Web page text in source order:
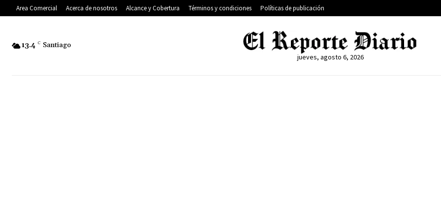
Area Comercial Acerca de nosotros Alcance y Cobertura Términos y condiciones Políticas de publicación
13.4 C Santiago
jueves, agosto 6, 2026